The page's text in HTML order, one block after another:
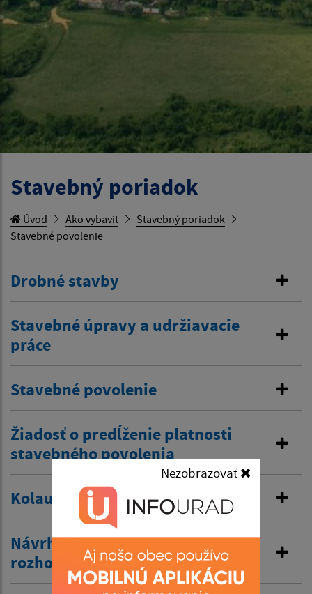
Nezobrazovať
Stavebný poriadok
Úvod Ako vybaviť
Stavebný poriadok
Stavebné povolenie
Drobné stavby
Stavebné úpravy a udržiavacie
práce
Stavebné povolenie
Žiadosť o predĺženie platnosti
stavebného povolenia
Kolaudačné rozhodnutie
Návrh na vydanie územného
rozhodnutia